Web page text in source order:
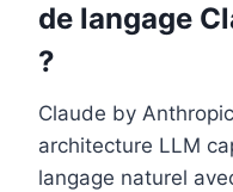
de langage
?
Claude by
architecture LLM
langage naturel